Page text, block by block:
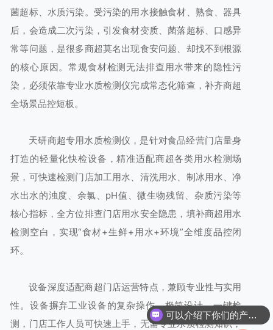
菌超标、水质污染。受污染的用水接触食材、熟食、器具
后，会造成二次污染，引发食材变质、菌落超标、口感异
常等问题，是很多商超莫名出现食安问题、却找不到根源
的核心原因。常规食材检测无法排查用水带来的隐性污
染，必须依靠专业水质检测仪完成常态化筛查，补齐商超
全场景品控短板。
天研商超专用水质检测仪，是针对食品经营门店量身
打造的轻量化快检设备，精准适配商超各类用水检测场
景，可快速检测门店加工用水、清洗用水、制冰用水、净
水出水的浊度、余氯、pH值、微生物残留、杂质污染等
核心指标，全方位排查门店用水安全隐患，填补商超用水
检测空白，实现“食材+生鲜+用水+环境”全维度品控闭
环。
设备深度适配商超门店运营特点，兼顾专业性与实用
性。设备摒弃工业设备的复杂操作，极简设计、一键检
测，门店工作人员可快速上手，无需专业水质检测知识，
可以介绍下你们的产品么